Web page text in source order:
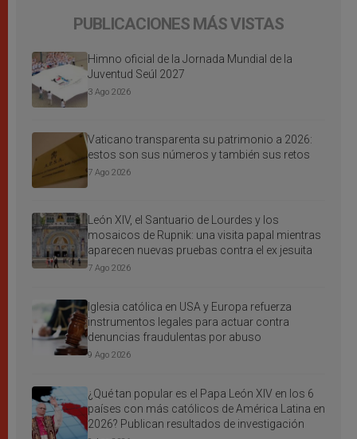
PUBLICACIONES MÁS VISTAS
Himno oficial de la Jornada Mundial de la
Juventud Seúl 2027
3 Ago 2026
Vaticano transparenta su patrimonio a 2026:
estos son sus números y también sus retos
7 Ago 2026
León XIV, el Santuario de Lourdes y los
mosaicos de Rupnik: una visita papal mientras
aparecen nuevas pruebas contra el ex jesuita
7 Ago 2026
Iglesia católica en USA y Europa refuerza
instrumentos legales para actuar contra
denuncias fraudulentas por abuso
9 Ago 2026
¿Qué tan popular es el Papa León XIV en los 6
países con más católicos de América Latina en
2026? Publican resultados de investigación